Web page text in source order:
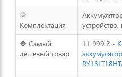
🔷
Комплектация
🔷 Самый
дешевый товар
11 999 ₴ -